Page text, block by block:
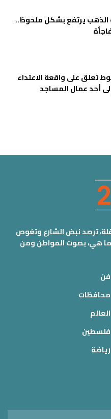
الذهب يرتفع بشكل ملحوظ..
تعلق على واقعة الاعتداء
أحد عمال المساجد
ترصد نبض الشارع وتغوص
هي، بصوت المواطن ومن
فن
محافظات
العالم
فلسطين
رياضة